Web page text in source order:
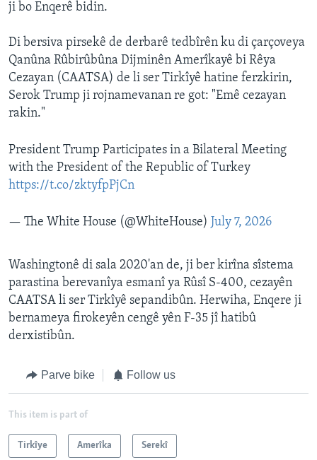
ji bo Enqerê bidin.
Di bersiva pirsekê de derbarê tedbîrên ku di çarçoveya
Qanûna Rûbirûbûna Dijminên Amerîkayê bi Rêya
Cezayan (CAATSA) de li ser Tirkîyê hatine ferzkirin,
Serok Trump ji rojnamevanan re got: "Emê cezayan
rakin."
President Trump Participates in a Bilateral Meeting
with the President of the Republic of Turkey
https://t.co/zktyfpPjCn
— The White House (@WhiteHouse) July 7, 2026
Washingtonê di sala 2020'an de, ji ber kirîna sîstema
parastina berevanîya esmanî ya Rûsî S-400, cezayên
CAATSA li ser Tirkîyê sepandibûn. Herwiha, Enqere ji
bernameya firokeyên cengê yên F-35 jî hatibû
derxistibûn.
Parve bike Follow us
This item is part of
Tirkîye Amerîka Serekî